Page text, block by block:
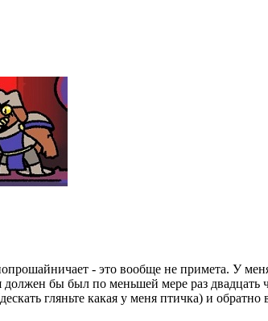
- это вообще не примета. У
бы был по меньшей мере раз двадцать
гляньте какая у меня птичка) и обратно